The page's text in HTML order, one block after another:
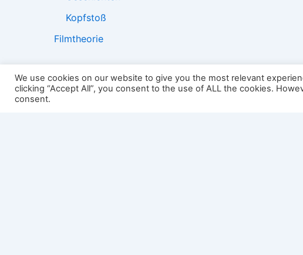
Kopfstoß
Filmtheorie
2501:
We use cookies on our website to give you the most relevant
clicking “Accept All”, you consent to the use of ALL the cookies.
consent.